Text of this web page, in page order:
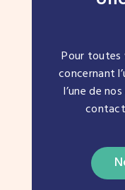
Pour toutes
concernant
l’une de